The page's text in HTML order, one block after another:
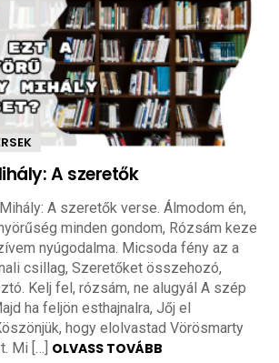
A szeretők
A szeretők verse. Álmodom én,
minden gondom, Rózsám keze
nyúgodalma. Micsoda fény az a
csillag, Szeretőket összehozó,
Kelj fel, rózsám, ne alugyál A szép
ha feljön esthajnalra, Jőj el
hogy elolvastad Vörösmarty
Mi […] OLVASS TOVÁBB